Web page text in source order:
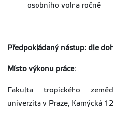
osobního volna ročně
Předpokládaný nástup: dle
Místo výkonu práce:
Fakulta tropického
univerzita v Praze, Kamýcká